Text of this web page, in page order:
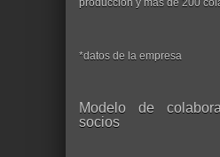
*datos de la empresa
Modelo de
socios